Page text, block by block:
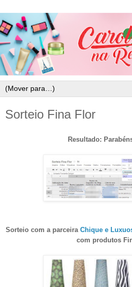
Sorteio Fina Flor
Resultado:
Sorteio com a parceira Chique e
com produtos